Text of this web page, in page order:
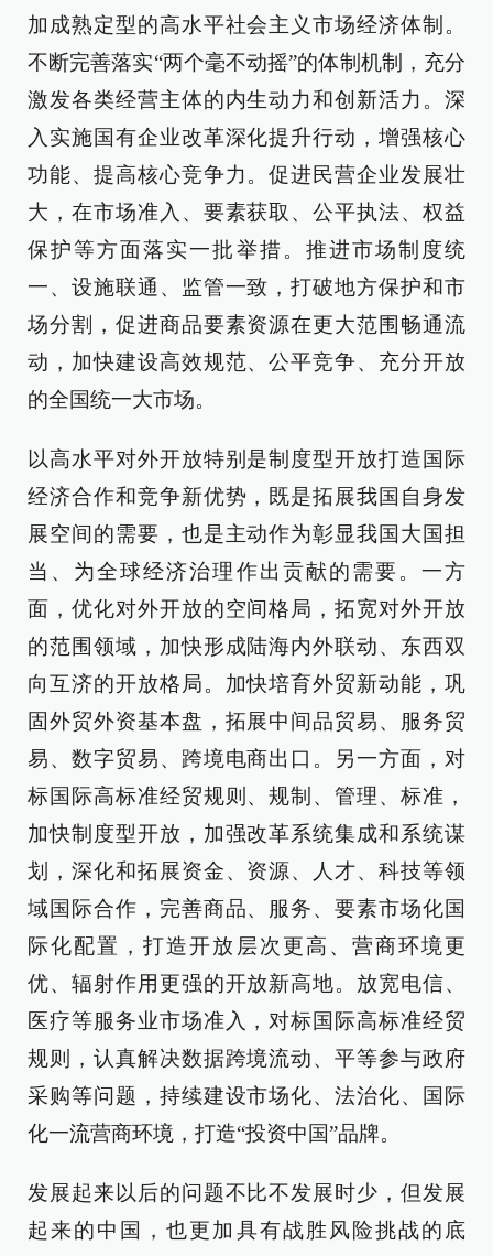
加成熟定型的高水平社会主义市场经济体制。
不断完善落实“两个毫不动摇”的体制机制，充分
激发各类经营主体的内生动力和创新活力。深
入实施国有企业改革深化提升行动，增强核心
功能、提高核心竞争力。促进民营企业发展壮
大，在市场准入、要素获取、公平执法、权益
保护等方面落实一批举措。推进市场制度统
一、设施联通、监管一致，打破地方保护和市
场分割，促进商品要素资源在更大范围畅通流
动，加快建设高效规范、公平竞争、充分开放
的全国统一大市场。
以高水平对外开放特别是制度型开放打造国际
经济合作和竞争新优势，既是拓展我国自身发
展空间的需要，也是主动作为彰显我国大国担
当、为全球经济治理作出贡献的需要。一方
面，优化对外开放的空间格局，拓宽对外开放
的范围领域，加快形成陆海内外联动、东西双
向互济的开放格局。加快培育外贸新动能，巩
固外贸外资基本盘，拓展中间品贸易、服务贸
易、数字贸易、跨境电商出口。另一方面，对
标国际高标准经贸规则、规制、管理、标准，
加快制度型开放，加强改革系统集成和系统谋
划，深化和拓展资金、资源、人才、科技等领
域国际合作，完善商品、服务、要素市场化国
际化配置，打造开放层次更高、营商环境更
优、辐射作用更强的开放新高地。放宽电信、
医疗等服务业市场准入，对标国际高标准经贸
规则，认真解决数据跨境流动、平等参与政府
采购等问题，持续建设市场化、法治化、国际
化一流营商环境，打造“投资中国”品牌。
发展起来以后的问题不比不发展时少，但发展
起来的中国，也更加具有战胜风险挑战的底